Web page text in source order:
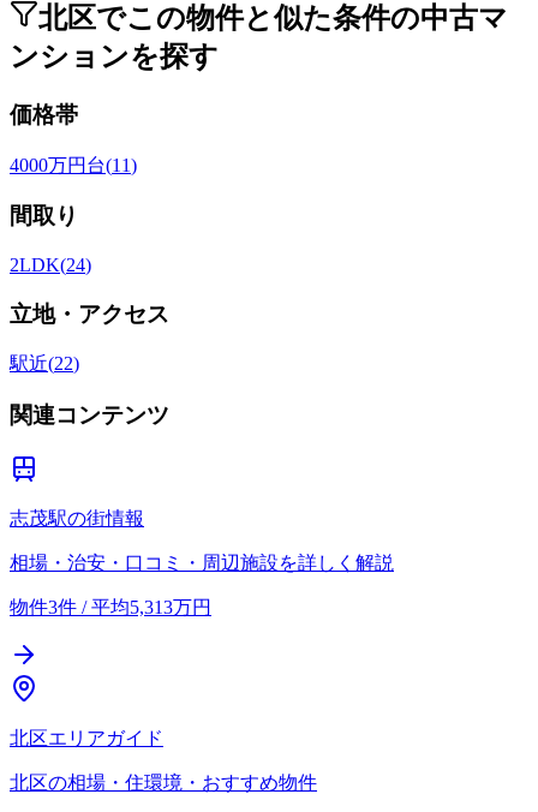
北区でこの物件と似た条件の中古マ
ンションを探す
価格帯
4000万円台(11)
間取り
2LDK(24)
立地・アクセス
駅近(22)
関連コンテンツ
志茂駅の街情報
相場・治安・口コミ・周辺施設を詳しく解説
物件3件 / 平均5,313万円
北区エリアガイド
北区の相場・住環境・おすすめ物件